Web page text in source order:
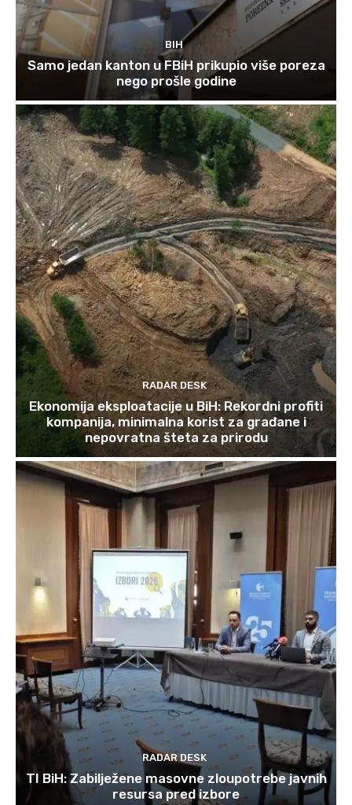
BIH
Samo jedan kanton u FBiH prikupio više poreza
nego prošle godine
RADAR DESK
Ekonomija eksploatacije u BiH: Rekordni profiti
kompanija, minimalna korist za građane i
nepovratna šteta za prirodu
RADAR DESK
TI BiH: Zabilježene masovne zloupotrebe javnih
resursa pred izbore